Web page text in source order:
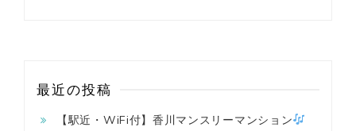
最近の投稿
【駅近・WiFi付】香川マンスリーマンション